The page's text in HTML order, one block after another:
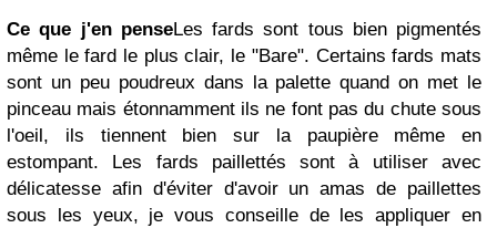
Ce que j'en penseLes fards sont tous bien pigmentés
même le fard le plus clair, le "Bare". Certains fards mats
sont un peu poudreux dans la palette quand on met le
pinceau mais étonnamment ils ne font pas du chute sous
l'oeil, ils tiennent bien sur la paupière même en
estompant. Les fards paillettés sont à utiliser avec
délicatesse afin d'éviter d'avoir un amas de paillettes
sous les yeux, je vous conseille de les appliquer en